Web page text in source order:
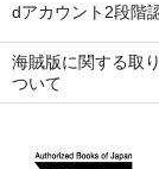
dアカウント2段階
海賊版に関する取
ついて